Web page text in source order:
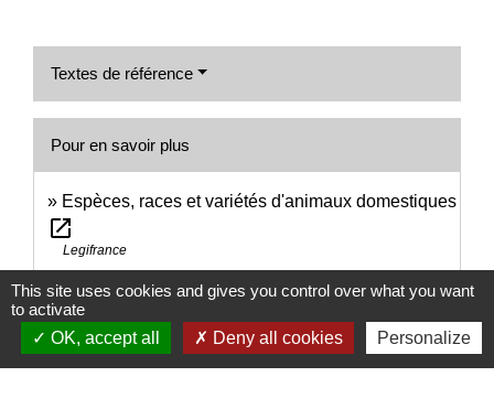
Textes de référence
Pour en savoir plus
Espèces, races et variétés d'animaux domestiques
open_in_new
Legifrance
Vivre avec un animal de compagnie open_in_new
Ministère chargé de l'agriculture
Signaler une erreur sur cette page
This site uses cookies and gives you control over what you want
to activate
OK, accept all
Deny all cookies Personalize